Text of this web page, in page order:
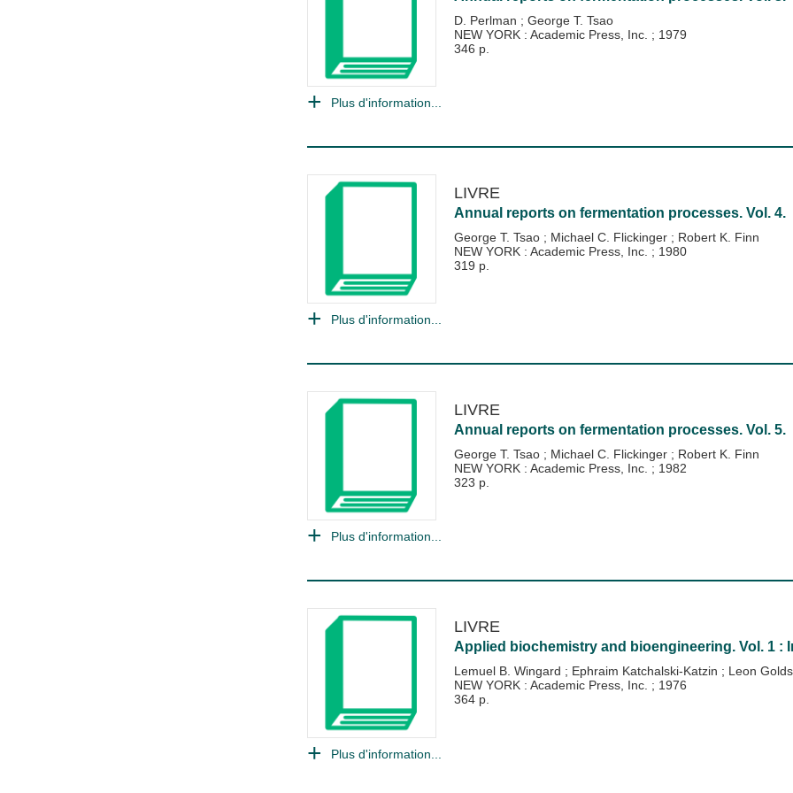
D. Perlman ; George T. Tsao
NEW YORK : Academic Press, Inc. ; 1979
346 p.
Plus d'information...
LIVRE
Annual reports on fermentation processes. Vol. 4.
George T. Tsao ; Michael C. Flickinger ; Robert K. Finn
NEW YORK : Academic Press, Inc. ; 1980
319 p.
Plus d'information...
LIVRE
Annual reports on fermentation processes. Vol. 5.
George T. Tsao ; Michael C. Flickinger ; Robert K. Finn
NEW YORK : Academic Press, Inc. ; 1982
323 p.
Plus d'information...
LIVRE
Applied biochemistry and bioengineering. Vol. 1 :
Lemuel B. Wingard ; Ephraim Katchalski-Katzin ; Leon
NEW YORK : Academic Press, Inc. ; 1976
364 p.
Plus d'information...